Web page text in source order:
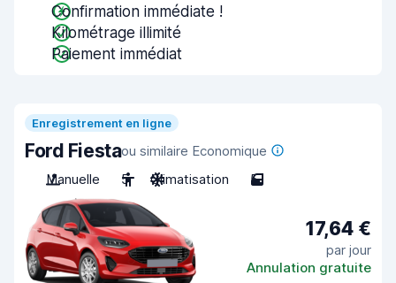
Confirmation immédiate !
Kilométrage illimité
Paiement immédiat
Enregistrement en ligne
Ford Fiestaou similaire Economique
Manuelle
5 Climatisation 5
17,64 €
par jour
Annulation gratuite